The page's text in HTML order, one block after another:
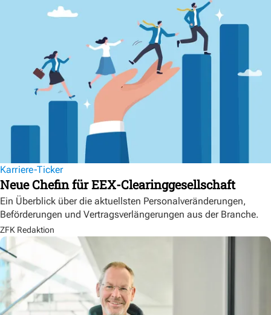
Karriere-Ticker
Neue Chefin für EEX-Clearinggesellschaft
Ein Überblick über die aktuellsten Personalveränderungen,
Beförderungen und Vertragsverlängerungen aus der Branche.
ZFK Redaktion